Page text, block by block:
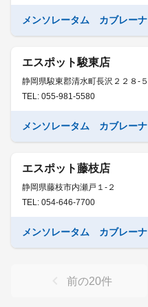
メンソレータム カブレーナ
エスポット駿東店
静岡県駿東郡清水町長沢２２８-５
TEL: 055-981-5580
メンソレータム カブレーナ
エスポット藤枝店
静岡県藤枝市内瀬戸１-２
TEL: 054-646-7700
メンソレータム カブレーナ
前の20件